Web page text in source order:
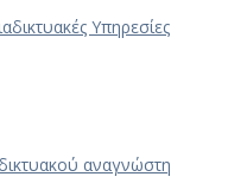
Υπηρεσίες
αναγνώστη